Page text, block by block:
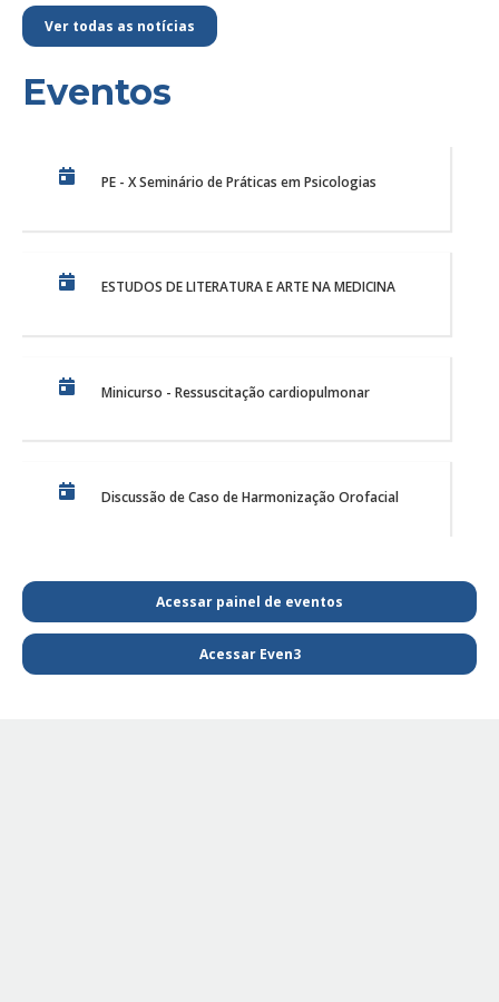
Ver todas as notícias
Eventos
PE - X Seminário de Práticas em Psicologias
ESTUDOS DE LITERATURA E ARTE NA MEDICINA
Minicurso - Ressuscitação cardiopulmonar
Discussão de Caso de Harmonização Orofacial
PE Projeto de Reabilitação Funcional
Acessar painel de eventos
Acessar Even3